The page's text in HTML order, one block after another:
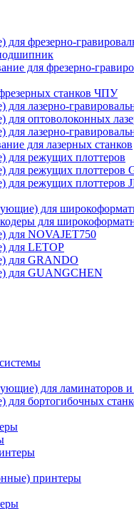
фрезерно-
для фрезерно-
станков ЧПУ
лазерно-
для оптоволоконных
лазерно-
для лазерных станков
для режущих плоттеров
для режущих плоттеров
для режущих плоттеров
для
для
для NOVAJET750
для LETOP
для GRANDO
для GUANGCHEN
для ламинаторов
для бортогибочных
принтеры